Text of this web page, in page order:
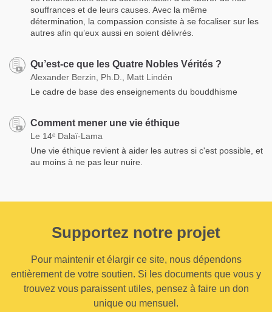
souffrances et de leurs causes. Avec la même
détermination, la compassion consiste à se focaliser sur les
autres afin qu’eux aussi en soient délivrés.
Qu’est-ce que les Quatre Nobles Vérités ?
Alexander Berzin, Ph.D., Matt Lindén
Le cadre de base des enseignements du bouddhisme
Comment mener une vie éthique
Le 14ᵉ Dalaï-Lama
Une vie éthique revient à aider les autres si c'est possible, et
au moins à ne pas leur nuire.
Supportez notre projet
Pour maintenir et élargir ce site, nous dépendons
entièrement de votre soutien. Si les documents que vous y
trouvez vous paraissent utiles, pensez à faire un don
unique ou mensuel.